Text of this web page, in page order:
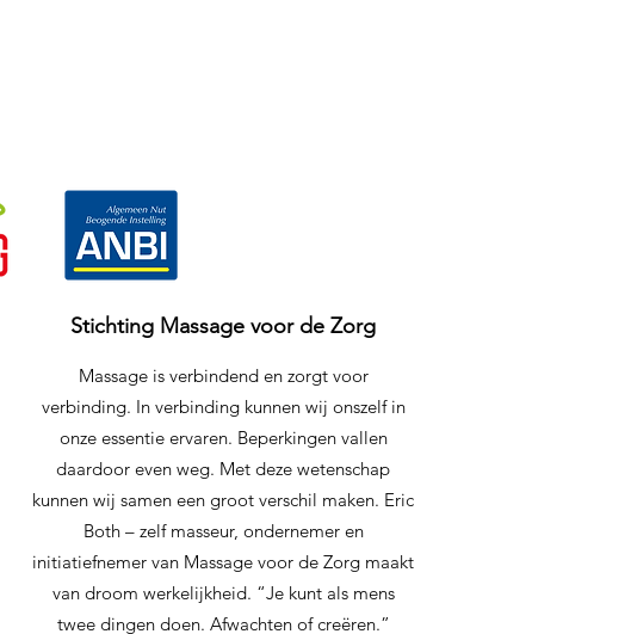
Stichting Massage voor de Zorg
Massage is verbindend en zorgt voor
verbinding. In verbinding kunnen wij onszelf in
onze essentie ervaren. Beperkingen vallen
daardoor even weg. Met deze wetenschap
kunnen wij samen een groot verschil maken. Eric
Both – zelf masseur, ondernemer en
initiatiefnemer van Massage voor de Zorg maakt
van droom werkelijkheid. “Je kunt als mens
twee dingen doen. Afwachten of creëren.”